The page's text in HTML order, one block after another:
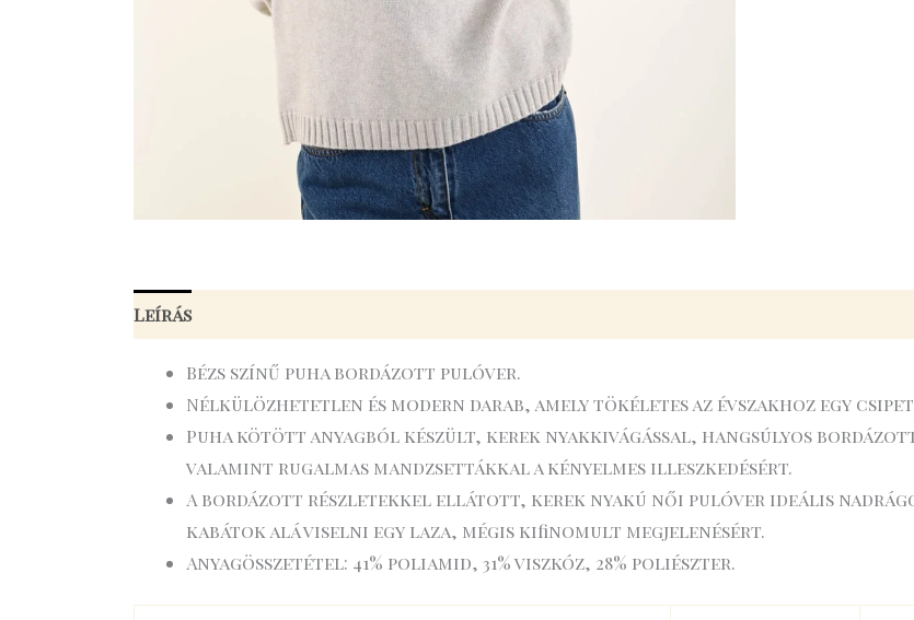
Leírás
Bézs színű puha bordázott pulóver.
Nélkülözhetetlen és modern darab, amely tökéletes az évszakhoz egy
Puha kötött anyagból készült, kerek nyakkivágással, hangsúlyos
valamint rugalmas mandzsettákkal a kényelmes illeszkedésért.
A bordázott részletekkel ellátott, kerek nyakú női pulóver ideális
kabátok alá viselni egy laza, mégis kifinomult megjelenésért.
Anyagösszetétel: 41% poliamid, 31% viszkóz, 28% poliészter.